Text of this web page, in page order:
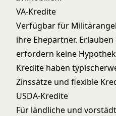
VA-Kredite
Verfügbar für
ihre Ehepartner.
erfordern keine
Kredite haben
Zinssätze und flexible
USDA-Kredite
Für ländliche und